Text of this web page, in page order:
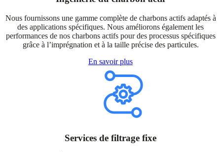
Nous fournissons une gamme complète de charbons actifs adaptés à
des applications spécifiques. Nous améliorons également les
performances de nos charbons actifs pour des processus spécifiques
grâce à l’imprégnation et à la taille précise des particules.
En savoir plus
Services de filtrage fixe